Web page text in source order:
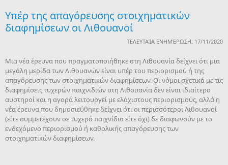
Υπέρ της απαγόρευσης στοιχηματικών
διαφημίσεων οι Λιθουανοί
ΤΕΛΕΥΤΑΊΑ ΕΝΗΜΈΡΩΣΗ: 17/11/2020
Μια νέα έρευνα που πραγματοποιήθηκε στη Λιθουανία δείχνει ότι μια
μεγάλη μερίδα των Λιθουανών είναι υπέρ του περιορισμού ή της
απαγόρευσης των στοιχηματικών διαφημίσεων. Οι νόμοι σχετικά με τις
διαφημίσεις τυχερών παιχνιδιών στη Λιθουανία δεν είναι ιδιαίτερα
αυστηροί και η αγορά λειτουργεί με ελάχιστους περιορισμούς, αλλά η
νέα έρευνα που δημοσιεύθηκε δείχνει ότι οι περισσότεροι Λιθουανοί
(είτε συμμετέχουν σε τυχερά παιχνίδια είτε όχι) δε διαφωνούν με το
ενδεχόμενο περιορισμού ή καθολικής απαγόρευσης των
στοιχηματικών διαφημίσεων.